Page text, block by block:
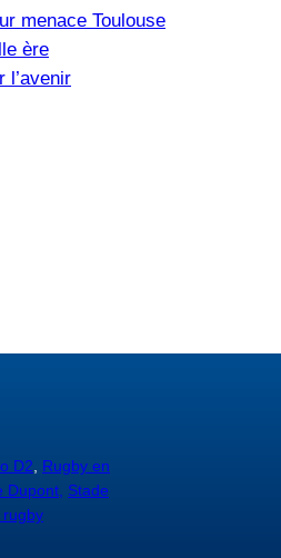
menace Toulouse
ère
l’avenir
D2
Rugby en
Dupont, Stade
rugby